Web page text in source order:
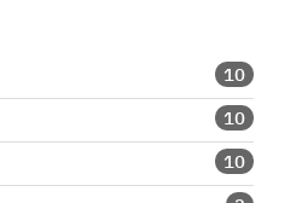
10
10
10